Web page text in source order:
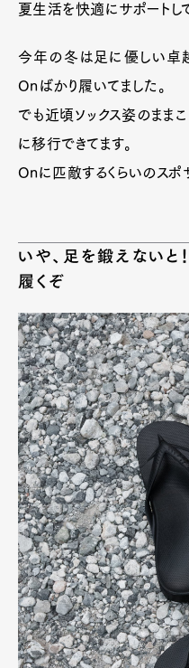
Art&DesignWatch
Product
夏生活を快適にサポートし
今年の冬は足に優しい卓
Onばかり履いてました。
でも近頃ソックス姿のまま
に移行できてます。
Onに匹敵するくらいのスポ
いや、足を鍛えないと
履くぞ